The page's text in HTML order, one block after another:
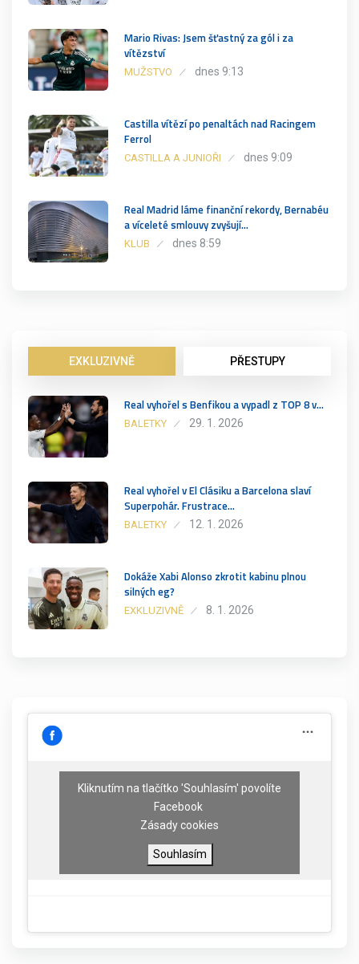
Mario Rivas: Jsem šťastný za gól i za
vítězství
MUŽSTVO dnes 9:13
Castilla vítězí po penaltách nad Racingem
Ferrol
CASTILLA A JUNIOŘI dnes 9:09
Real Madrid láme finanční rekordy, Bernabéu
a víceleté smlouvy zvyšují…
KLUB dnes 8:59
EXKLUZIVNĚ PŘESTUPY
Real vyhořel s Benfikou a vypadl z TOP 8 v…
BALETKY 29. 1. 2026
Real vyhořel v El Clásiku a Barcelona slaví
Superpohár. Frustrace…
BALETKY 12. 1. 2026
Dokáže Xabi Alonso zkrotit kabinu plnou
silných eg?
EXKLUZIVNĚ 8. 1. 2026
Kliknutím na tlačítko 'Souhlasím' povolíte
Facebook
Zásady cookies
Souhlasím